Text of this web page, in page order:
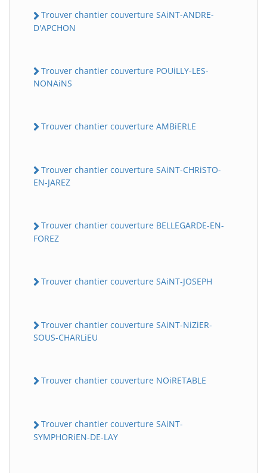
Trouver chantier couverture SAiNT-ANDRE-
D'APCHON
Trouver chantier couverture POUiLLY-LES-
NONAiNS
Trouver chantier couverture AMBiERLE
Trouver chantier couverture SAiNT-CHRiSTO-
EN-JAREZ
Trouver chantier couverture BELLEGARDE-EN-
FOREZ
Trouver chantier couverture SAiNT-JOSEPH
Trouver chantier couverture SAiNT-NiZiER-
SOUS-CHARLiEU
Trouver chantier couverture NOiRETABLE
Trouver chantier couverture SAiNT-
SYMPHORiEN-DE-LAY